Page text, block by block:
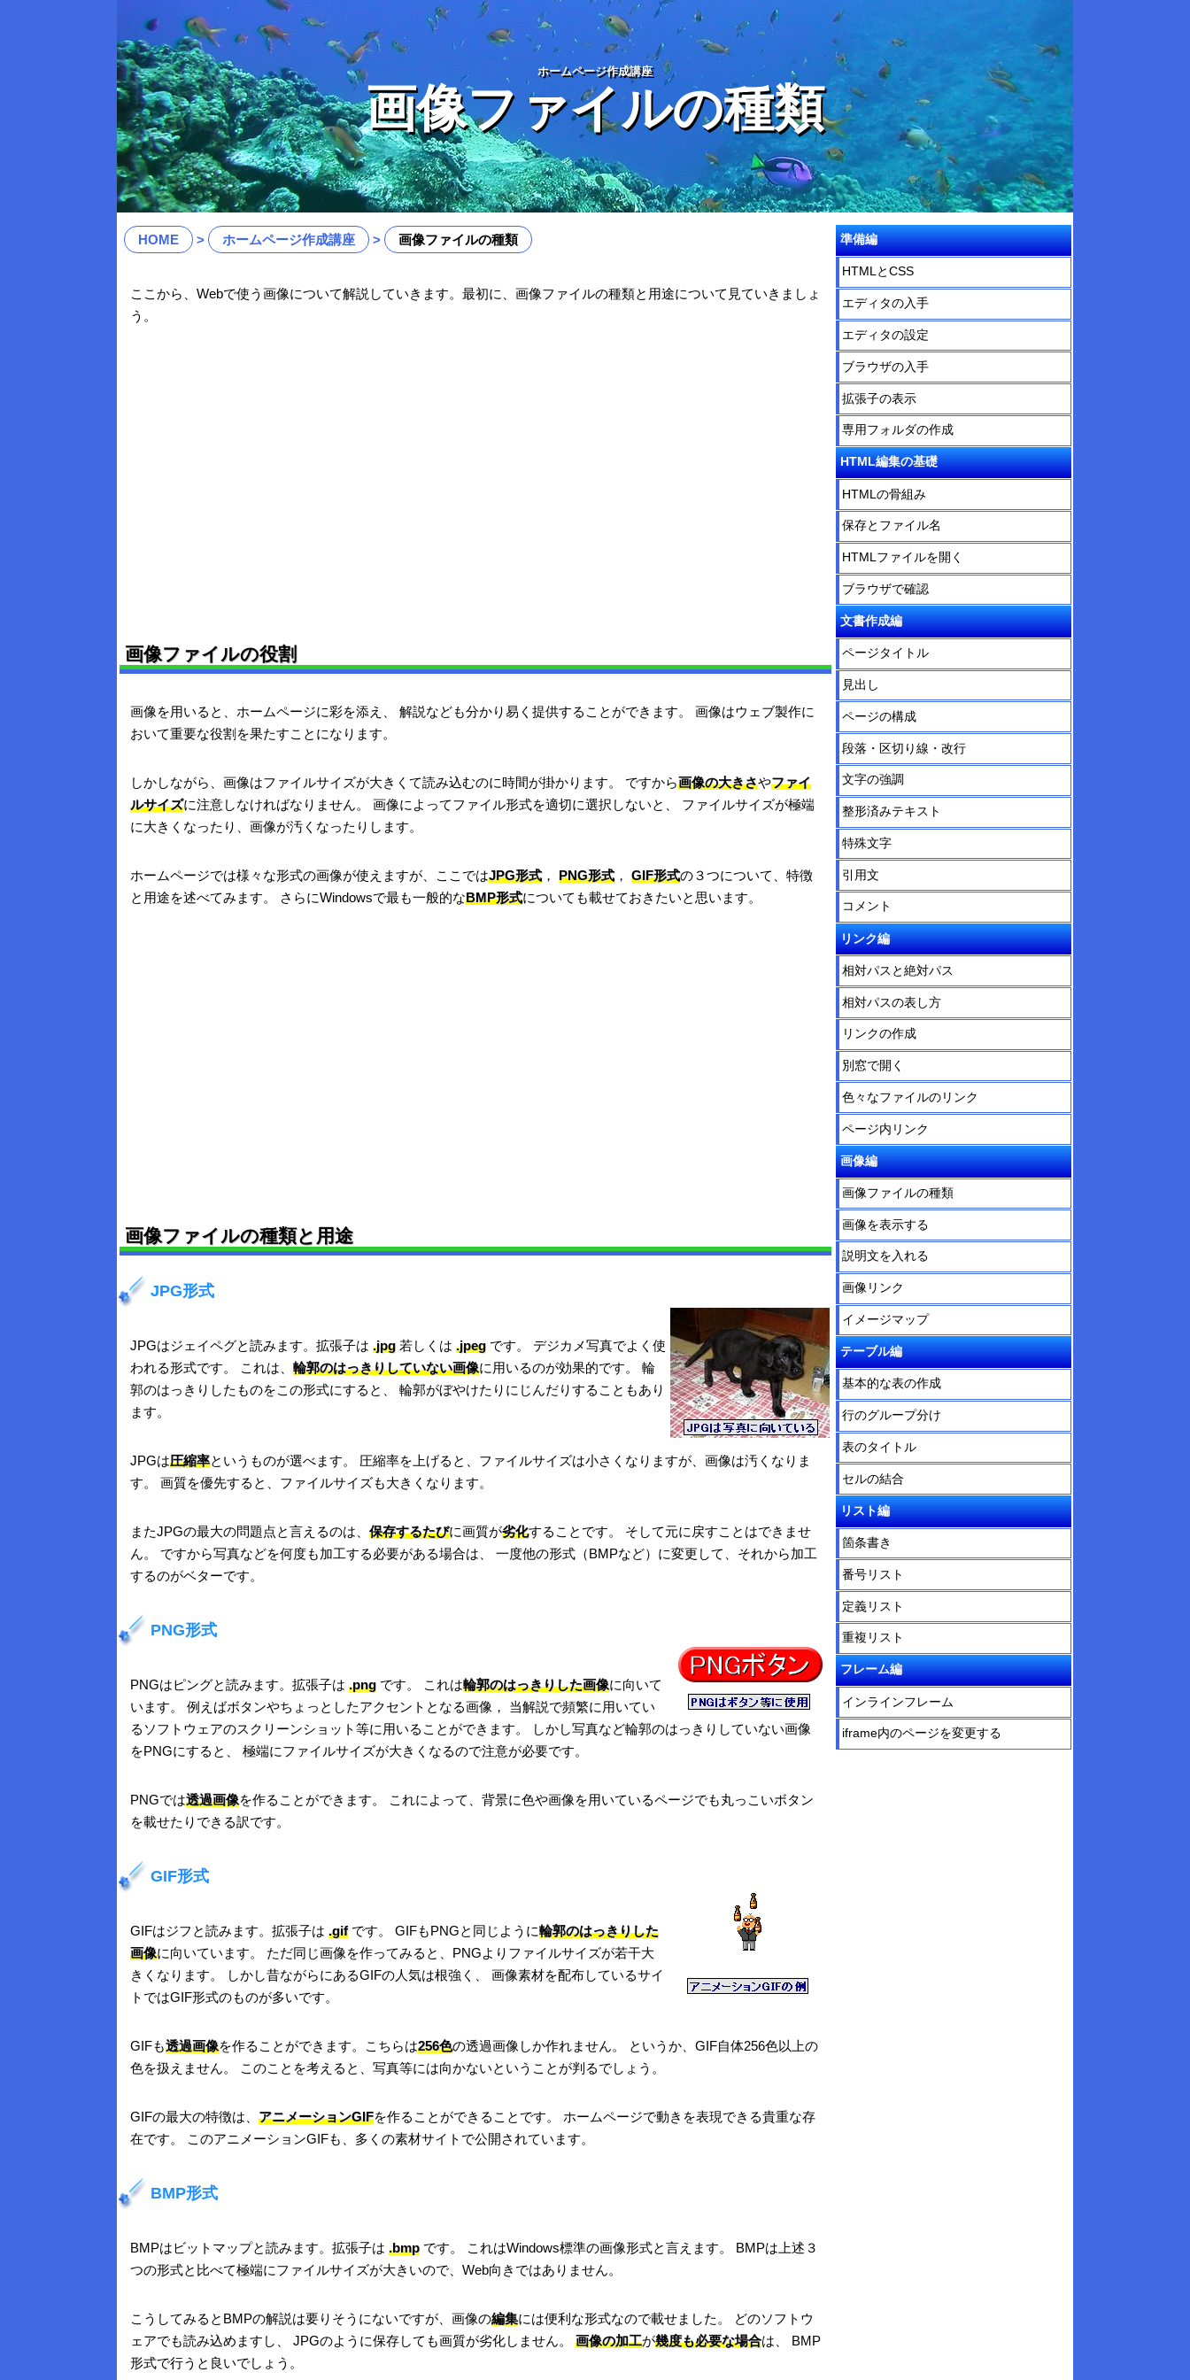
ホームページ作成講座
画像ファイルの種類
HOME ホームページ作成講座 画像ファイルの種類
ここから、Webで使う画像について解説していきます。最初に、画像ファイルの種類と用途について見ていきましょ
う。
画像ファイルの役割
画像を用いると、ホームページに彩を添え、 解説なども分かり易く提供することができます。 画像はウェブ製作に
おいて重要な役割を果たすことになります。
しかしながら、画像はファイルサイズが大きくて読み込むのに時間が掛かります。 ですから画像の大きさやファイ
ルサイズに注意しなければなりません。 画像によってファイル形式を適切に選択しないと、 ファイルサイズが極端
に大きくなったり、画像が汚くなったりします。
ホームページでは様々な形式の画像が使えますが、ここではJPG形式， PNG形式， GIF形式の３つについて、特徴
と用途を述べてみます。 さらにWindowsで最も一般的なBMP形式についても載せておきたいと思います。
画像ファイルの種類と用途
JPG形式
JPGはジェイペグと読みます。拡張子は .jpg 若しくは .jpeg です。 デジカメ写真でよく使
われる形式です。 これは、 輪郭のはっきりしていない画像に用いるのが効果的です。 輪
郭のはっきりしたものをこの形式にすると、 輪郭がぼやけたりにじんだりすることもあり
ます。
JPGは圧縮率というものが選べます。 圧縮率を上げると、ファイルサイズは小さくなりますが、画像は汚くなりま
す。 画質を優先すると、ファイルサイズも大きくなります。
またJPGの最大の問題点と言えるのは、 保存するたびに画質が劣化することです。 そして元に戻すことはできませ
ん。 ですから写真などを何度も加工する必要がある場合は、 一度他の形式（BMPなど）に変更して、それから加工
するのがベターです。
PNG形式
PNGはピングと読みます。拡張子は .png です。 これは輪郭のはっきりした画像に向いて
います。 例えばボタンやちょっとしたアクセントとなる画像， 当解説で頻繁に用いてい
るソフトウェアのスクリーンショット等に用いることができます。 しかし写真など輪郭のはっきりしていない画像
をPNGにすると、 極端にファイルサイズが大きくなるので注意が必要です。
PNGでは透過画像を作ることができます。 これによって、背景に色や画像を用いているページでも丸っこいボタン
を載せたりできる訳です。
GIF形式
GIFはジフと読みます。拡張子は .gifです。 GIFもPNGと同じように輪郭のはっきりした
画像に向いています。 ただ同じ画像を作ってみると、PNGよりファイルサイズが若干大
きくなります。 しかし昔ながらにあるGIFの人気は根強く、 画像素材を配布しているサイ
トではGIF形式のものが多いです。
GIFも透過画像を作ることができます。こちらは256色の透過画像しか作れません。 というか、GIF自体256色以上の
色を扱えません。 このことを考えると、写真等には向かないということが判るでしょう。
GIFの最大の特徴は、 アニメーションGIFを作ることができることです。 ホームページで動きを表現できる貴重な存
在です。 このアニメーションGIFも、多くの素材サイトで公開されています。
BMP形式
BMPはビットマップと読みます。拡張子は .bmp です。 これはWindows標準の画像形式と言えます。 BMPは上述３
つの形式と比べて極端にファイルサイズが大きいので、Web向きではありません。
こうしてみるとBMPの解説は要りそうにないですが、画像の編集には便利な形式なので載せました。 どのソフトウ
ェアでも読み込めますし、 JPGのように保存しても画質が劣化しません。 画像の加工が幾度も必要な場合は、 BMP
形式で行うと良いでしょう。
準備編
HTMLとCSS
エディタの入手
エディタの設定
ブラウザの入手
拡張子の表示
専用フォルダの作成
HTML編集の基礎
HTMLの骨組み
保存とファイル名
HTMLファイルを開く
ブラウザで確認
文書作成編
ページタイトル
見出し
ページの構成
段落・区切り線・改行
文字の強調
整形済みテキスト
特殊文字
引用文
コメント
リンク編
相対パスと絶対パス
相対パスの表し方
リンクの作成
別窓で開く
色々なファイルのリンク
ページ内リンク
画像編
画像ファイルの種類
画像を表示する
説明文を入れる
画像リンク
イメージマップ
テーブル編
基本的な表の作成
行のグループ分け
表のタイトル
セルの結合
リスト編
箇条書き
番号リスト
定義リスト
重複リスト
フレーム編
インラインフレーム
iframe内のページを変更する